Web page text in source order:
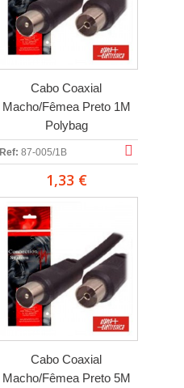
Cabo Coaxial
Macho/Fêmea Preto 1M
Polybag
Ref: 87-005/1B
1,33 €
Cabo Coaxial
Macho/Fêmea Preto 5M